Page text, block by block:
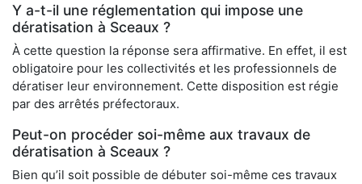
Y a-t-il une réglementation qui impose une
dératisation à Sceaux ?
À cette question la réponse sera affirmative. En effet, il est
obligatoire pour les collectivités et les professionnels de
dératiser leur environnement. Cette disposition est régie
par des arrêtés préfectoraux.
Peut-on procéder soi-même aux travaux de
dératisation à Sceaux ?
Bien qu’il soit possible de débuter soi-même ces travaux